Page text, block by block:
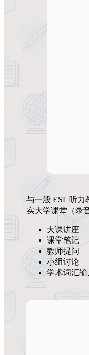
与一般 ESL 听力
实大学课堂（录
大课讲座
课堂笔记
教师提问
小组讨论
学术词汇输